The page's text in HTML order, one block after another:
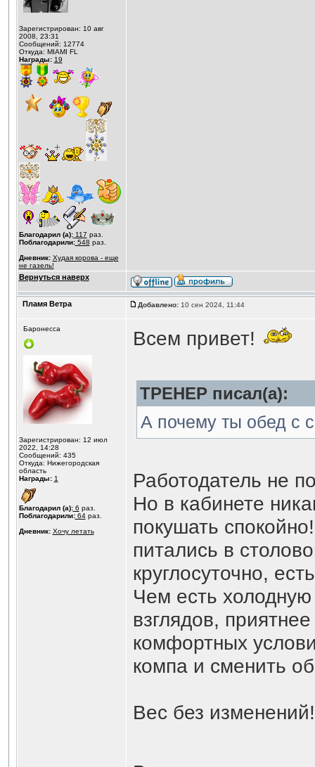
Зарегистрирован: 10 авг
2008, 23:31
Сообщений: 12774
Откуда: MIAMI FL
Награды: 19
Благодарил (а):117 раз.
Поблагодарили:548 раз.
Дневник: Худая корова - еще
не газель!
Вернуться наверх
Пламя Ветра Добавлено:10 сен 2024, 11:44
Баронесса
Зарегистрирован: 12 июл
2022, 14:28
Сообщений: 435
Откуда: Нижегородская
область
Награды: 1
Благодарил (а):6 раз.
Поблагодарили:64раз.
Дневник: Хочу летать
Всем привет!
ТРЕНЕР писал(а):
А почему ты обед с
Работодатель не
Но в кабинете
покушать
питались в
круглосуточно,
Чем есть
взглядов,
комфортных
компа и сменить
Вес без изменений!